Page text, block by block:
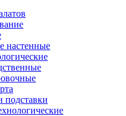
настенные
подставки